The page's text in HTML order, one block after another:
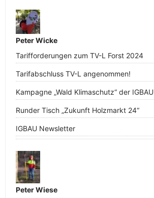
Peter Wicke
Tarifforderungen zum TV-L Forst 2024
Tarifabschluss TV-L angenommen!
Kampagne „Wald Klimaschutz“ der IGBAU
Runder Tisch „Zukunft Holzmarkt 24“
IGBAU Newsletter
Peter Wiese